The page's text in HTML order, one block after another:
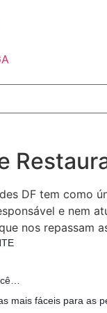
DF tem como
e nem
nos repassam
mais fáceis para as